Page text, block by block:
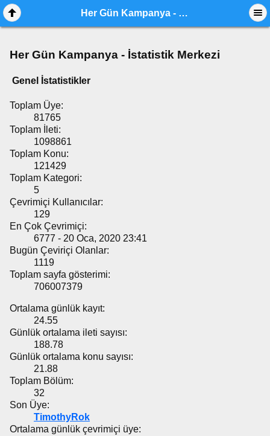
Her Gün Kampanya - İstatistik Merkezi
Her Gün Kampanya - İstatistik Merkezi
Genel İstatistikler
Toplam Üye:
81765
Toplam İleti:
1098861
Toplam Konu:
121429
Toplam Kategori:
5
Çevrimiçi Kullanıcılar:
129
En Çok Çevrimiçi:
6777 - 20 Oca, 2020 23:41
Bugün Çeviriçi Olanlar:
1119
Toplam sayfa gösterimi:
706007379
Ortalama günlük kayıt:
24.55
Günlük ortalama ileti sayısı:
188.78
Günlük ortalama konu sayısı:
21.88
Toplam Bölüm:
32
Son Üye:
TimothyRok
Ortalama günlük çevrimiçi üye: